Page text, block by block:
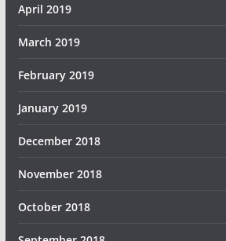
April 2019
March 2019
February 2019
January 2019
December 2018
November 2018
October 2018